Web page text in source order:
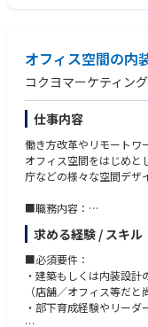
職のスキルマップ等運用
■職務の魅力：
「働く空間環境が変われ
げるオフィス空間は、
は、どんな風に仕事をす
はどうあるべきか等考え
能し、インパクトを与え
◆社員インタビュー：
t/construction/
オフィス空間の内
コクヨマーケティン
仕事内容
働き方改革やリモートワ
オフィス空間をはじめと
庁などの様々な空間デザ
■職務内容：
営業と同行しヒアリング
ン→納品までを一貫して
提案時には図面や3Dパ
件を掛け持ちます。
入社後はOJT研修を実施
に案件を担当していただ
【変更の範囲：会社の定
求める経験 / スキル
■必須要件：
・建築もしくは内装設計
（店舗／オフィス等だと
・部下育成経験やリーダ